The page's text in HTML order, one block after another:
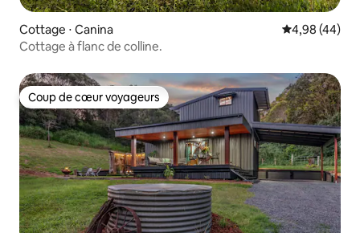
Cottage ⋅ Canina Évaluation
4,98 (44)
Cottage à flanc de colline.
Coup de cœur voyageurs
Coup de cœur voyageurs